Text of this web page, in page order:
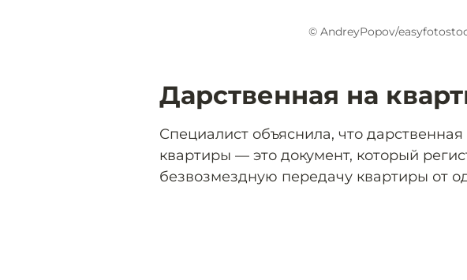
© AndreyPopov/
Дарственная на
Специалист объяснила, что дарственная
квартиры — это документ, который
безвозмездную передачу квартиры от